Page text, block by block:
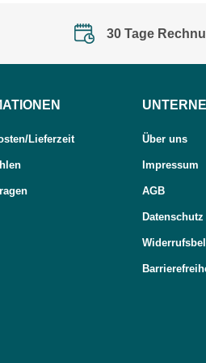
30 Tage
Lieferzeit Über uns
Impressum
AGB
Datenschutz